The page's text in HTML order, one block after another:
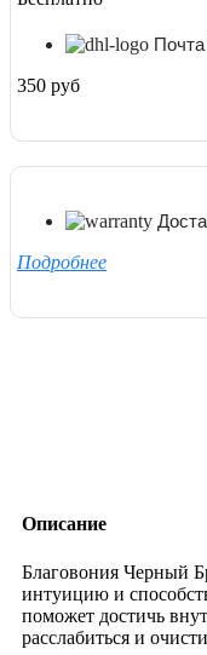
350 руб
Подробнее
Описание
Благовония Черный
интуицию и
поможет достичь
расслабиться и